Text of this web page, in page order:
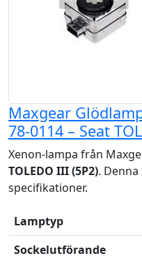
Maxgear
78-0114 – Seat
Xenon-lampa från
TOLEDO III (5P2).
specifikationer.
Lamptyp
Sockelutförande